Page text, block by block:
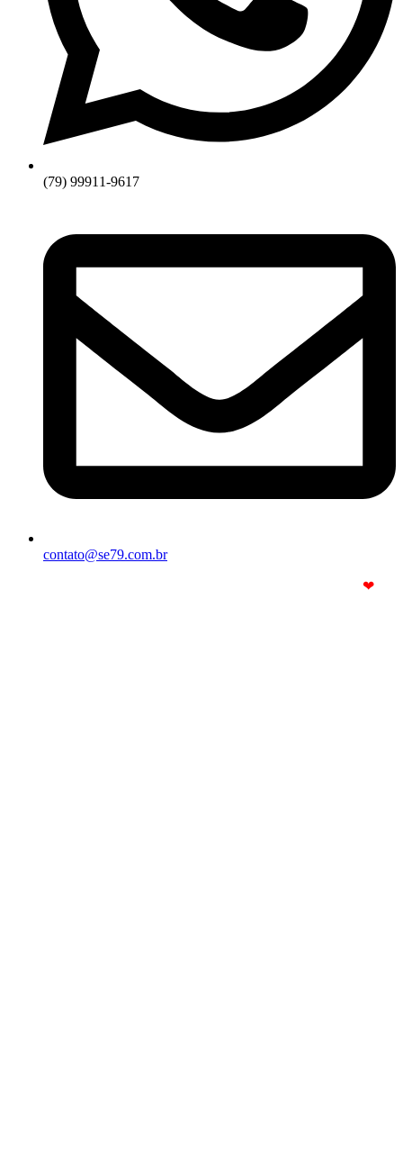
(79) 99911-9617
contato@se79.com.br
❤